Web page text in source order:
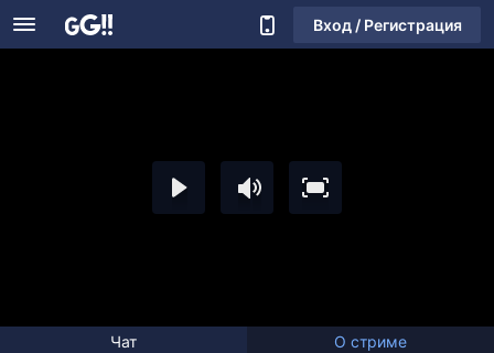
Вход / Регистрация
Чат О стриме